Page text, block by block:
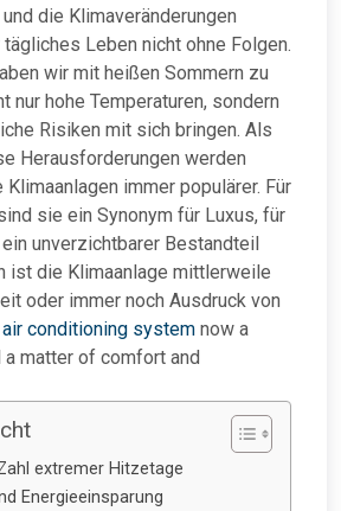
die Klimaveränderungen
Leben nicht ohne Folgen.
wir mit heißen Sommern zu
nur hohe Temperaturen, sondern
Risiken mit sich bringen. Als
Herausforderungen werden
immer populärer. Für
sie ein Synonym für Luxus, für
unverzichtbarer Bestandteil
ist die Klimaanlage mittlerweile
oder immer noch Ausdruck von
air conditioning system now a
matter of comfort and
extremer Hitzetage
Energieeinsparung